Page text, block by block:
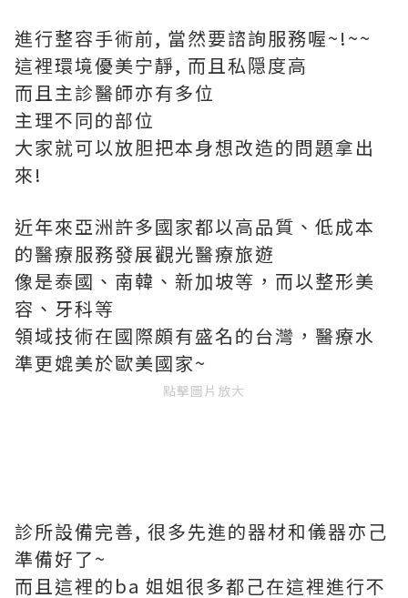
進行整容手術前, 當然要諮詢服務喔~!~~
這裡環境優美宁靜, 而且私隠度高
而且主診醫師亦有多位
主理不同的部位
大家就可以放胆把本身想改造的問題拿出
來!
近年來亞洲許多國家都以高品質、低成本
的醫療服務發展觀光醫療旅遊
像是泰國、南韓、新加坡等，而以整形美
容、牙科等
領域技術在國際頗有盛名的台灣，醫療水
準更媲美於歐美國家~
點擊圖片放大
診所設備完善, 很多先進的器材和儀器亦己
準備好了~
而且這裡的ba 姐姐很多都己在這裡進行不